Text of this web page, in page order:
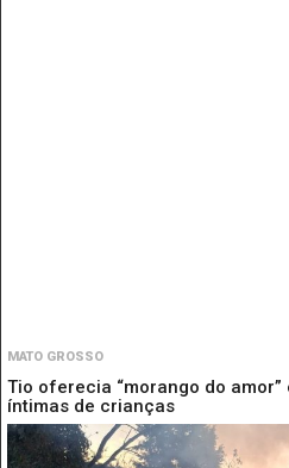
MATO GROSSO
Tio oferecia “morango do
íntimas de crianças